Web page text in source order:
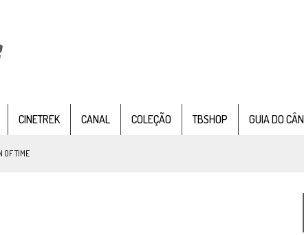
CINETREK CANAL COLEÇÃO TBSHOP GUIA DO
OF TIME
DE FÃS AXANAR HORAS APÓS ESTREIA